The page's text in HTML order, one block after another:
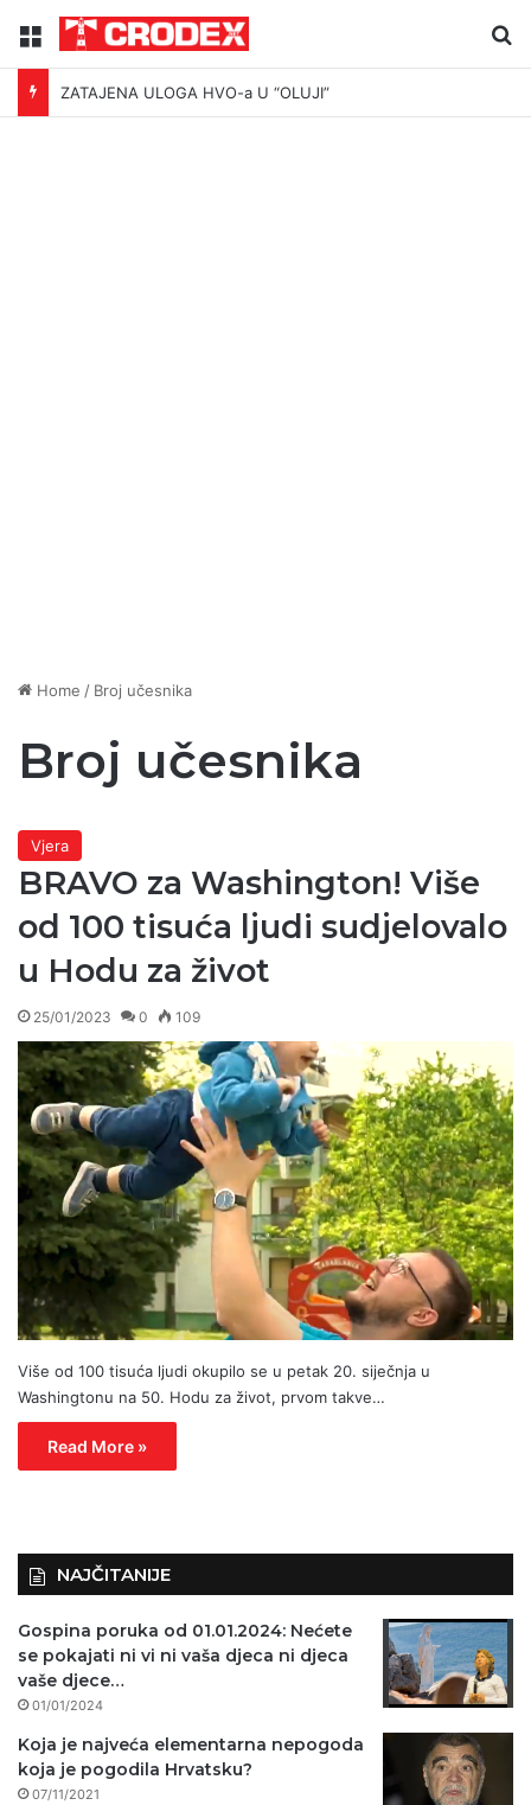
Menu
ZATAJENA ULOGA HVO-a U “OLUJI”
Home / Broj učesnika
Broj učesnika
Vjera
BRAVO za Washington! Više
od 100 tisuća ljudi sudjelovalo
u Hodu za život
25/01/2023 0 109
Više od 100 tisuća ljudi okupilo se u petak 20. siječnja u
Washingtonu na 50. Hodu za život, prvom takve…
Read More »
NAJČITANIJE
Gospina poruka od 01.01.2024: Nećete
se pokajati ni vi ni vaša djeca ni djeca
vaše djece…
01/01/2024
Koja je najveća elementarna nepogoda
koja je pogodila Hrvatsku?
07/11/2021